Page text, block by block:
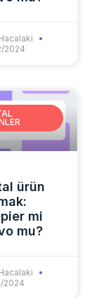
2024
ürün
mi
mu?
2024